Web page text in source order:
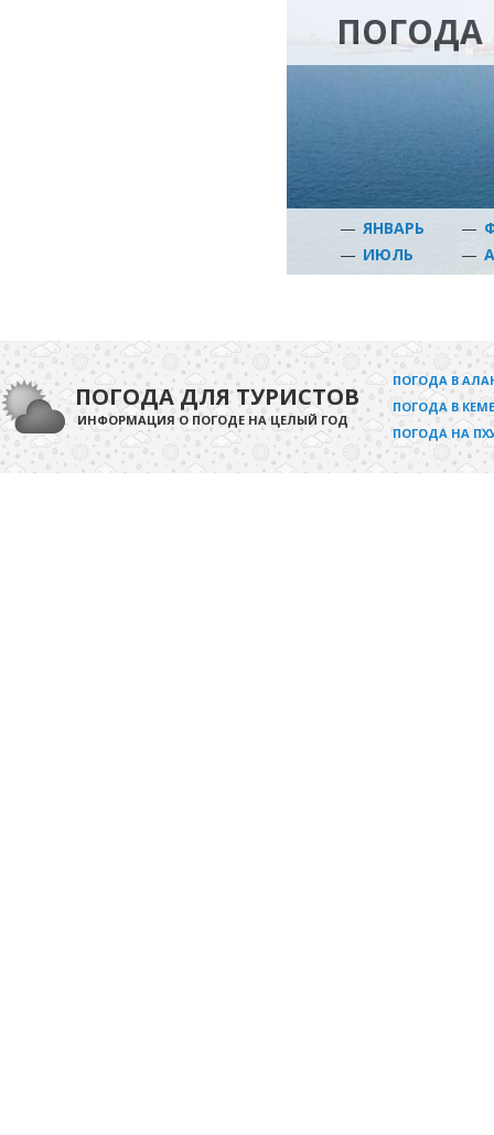
ПОГОДА
— ЯНВАРЬ —
— ИЮЛЬ —
ПОГОДА ДЛЯ ТУРИСТОВ
ИНФОРМАЦИЯ О ПОГОДЕ НА ЦЕЛЫЙ ГОД
ПОГОДА В
ПОГОДА В
ПОГОДА НА